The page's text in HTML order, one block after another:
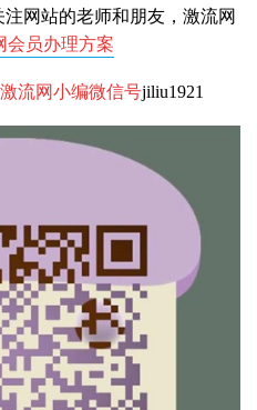
网站的老师和朋友，激流网
会员办理方案
激流网小编微信号jiliu1921